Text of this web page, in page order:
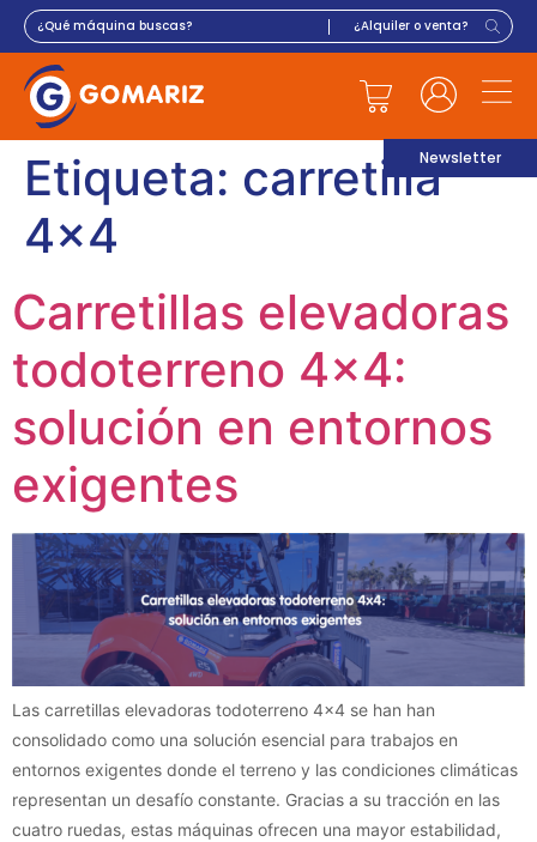
Newsletter
Etiqueta: carretilla
4×4
Carretillas elevadoras
todoterreno 4×4:
solución en entornos
exigentes
Las carretillas elevadoras todoterreno 4×4 se han han
consolidado como una solución esencial para trabajos en
entornos exigentes donde el terreno y las condiciones climáticas
representan un desafío constante. Gracias a su tracción en las
cuatro ruedas, estas máquinas ofrecen una mayor estabilidad,